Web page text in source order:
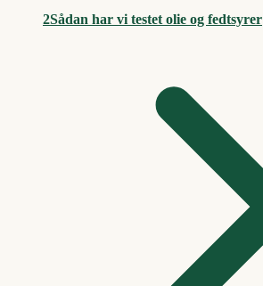
2Sådan har vi testet olie og fedtsyrer